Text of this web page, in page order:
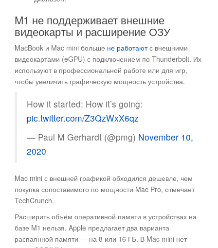
M1 не поддерживает внешние
видеокарты и расширение ОЗУ
MacBook и Mac mini больше не работаютс внешними
видеокартами (eGPU) с подключением по Thunderbolt. Их
используют в профессиональной работе или для игр,
чтобы увеличить графическую мощность устройства.
How it started: How it’s going:
pic.twitter.com/Z3QzWxX6qz
— Paul M Gerhardt (@pmg) November 10,
2020
Mac mini с внешней графикой обходился дешевле, чем
покупка сопоставимого по мощности Mac Pro, отмечает
TechCrunch.
Расширить объём оперативной памяти в устройствах на
базе M1 нельзя. Apple предлагает два варианта
распаянной памяти — на 8 или 16 ГБ. В Mac mini нет